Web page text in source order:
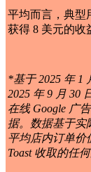
平均而言，典型
获得 8 美元的收
*基于 2025 年 1
2025 年 9 月 30
在线 Google 广
据。数据基于实
平均店内订单价
Toast 收取的任